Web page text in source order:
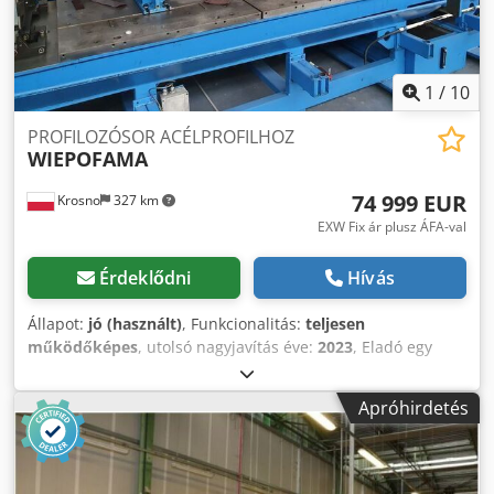
1 / 10
Krosno 327 km
PROFILOZÓSOR ACÉLPROFILHOZ
WIEPOFAMA
74 999 EUR
EXW Fix ár plusz ÁFA-val
Érdeklődni Hívás
Állapot: jó (használt), Funkcionalitás: teljesen
működőképes, utolsó nagyjavítás éve: 2023, Eladó egy
komplett és működőképes acéllemez profilozó gép, amely
pl. Magnelis acélból készült tekercsből különböző profilokat
(pl. C-profil) állít elő, melyeket fotovoltaikus rendszerekben
és -telepeken, acélcsarnokok építésében, tetőknél,
valamint bútorgyártásban használnak. A gép a
tekercsfeloldóval együtt egy fűtött csarnokban található,
Apróhirdetés